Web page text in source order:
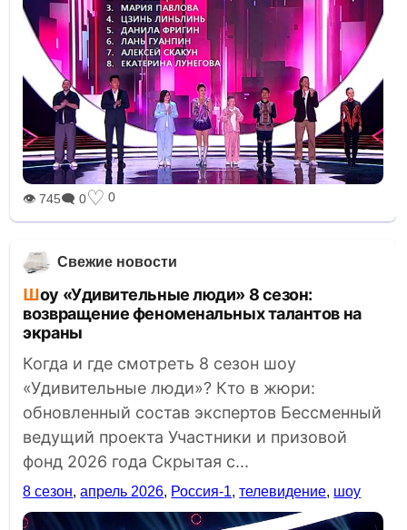
👁 745🗨 0♡ 0
Свежие новости
Шоу «Удивительные люди» 8 сезон:
возвращение феноменальных талантов на
экраны
Когда и где смотреть 8 сезон шоу
«Удивительные люди»? Кто в жюри:
обновленный состав экспертов Бессменный
ведущий проекта Участники и призовой
фонд 2026 года Скрытая с...
8 сезон,апрель 2026, Россия-1,телевидение, шоу